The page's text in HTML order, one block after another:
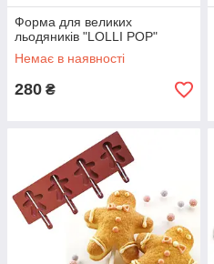
Форма для великих
льодяників "LOLLI POP"
Немає в наявності
280 ₴